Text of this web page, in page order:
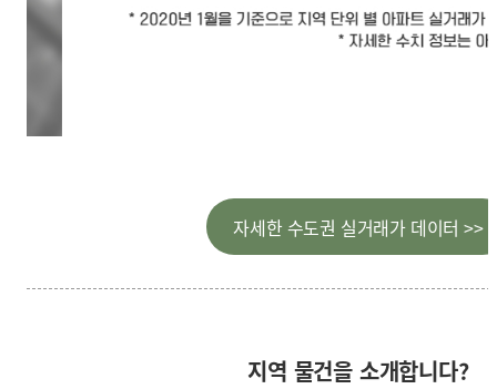
자세한 수도권 실거래가 데이터 >>
지역 물건을 소개합니다?